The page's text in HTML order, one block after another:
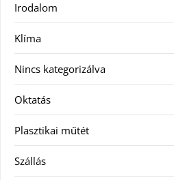
Irodalom
Klíma
Nincs kategorizálva
Oktatás
Plasztikai műtét
Szállás